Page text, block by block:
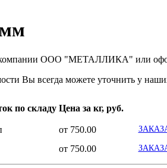
ООО "МЕТАЛЛИКА" или
Вы всегда можете уточнить у
по складу Цена за кг, руб.
от 750.00
от 750.00